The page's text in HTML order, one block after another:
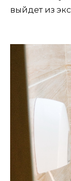
выйдет из